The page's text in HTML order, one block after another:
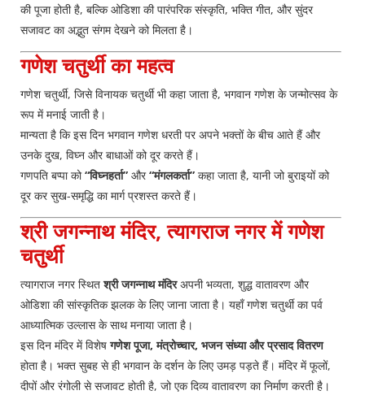
की पूजा होती है, बल्कि ओडिशा की पारंपरिक संस्कृति, भक्ति गीत, और सुंदर
सजावट का अद्भुत संगम देखने को मिलता है।
गणेश चतुर्थी का महत्व
गणेश चतुर्थी, जिसे विनायक चतुर्थी भी कहा जाता है, भगवान गणेश के जन्मोत्सव के
रूप में मनाई जाती है।
मान्यता है कि इस दिन भगवान गणेश धरती पर अपने भक्तों के बीच आते हैं और
उनके दुख, विघ्न और बाधाओं को दूर करते हैं।
गणपति बप्पा को“विघ्नहर्ता” और“मंगलकर्ता” कहा जाता है, यानी जो बुराइयों को
दूर कर सुख-समृद्धि का मार्ग प्रशस्त करते हैं।
श्री जगन्नाथ मंदिर, त्यागराज नगर में गणेश
चतुर्थी
त्यागराज नगर स्थितश्री जगन्नाथ मंदिरअपनी भव्यता, शुद्ध वातावरण और
ओडिशा की सांस्कृतिक झलक के लिए जाना जाता है। यहाँ गणेश चतुर्थी का पर्व
आध्यात्मिक उल्लास के साथ मनाया जाता है।
इस दिन मंदिर में विशेषगणेश पूजा, मंत्रोच्चार, भजन संध्या और प्रसाद वितरण
होता है। भक्त सुबह से ही भगवान के दर्शन के लिए उमड़ पड़ते हैं। मंदिर में फूलों,
दीपों और रंगोली से सजावट होती है, जो एक दिव्य वातावरण का निर्माण करती है।